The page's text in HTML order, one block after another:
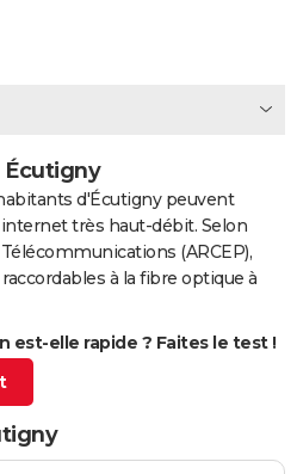
d'Écutigny peuvent
très haut-débit. Selon
(ARCEP),
à la fibre optique à
est-elle rapide ? Faites le test !